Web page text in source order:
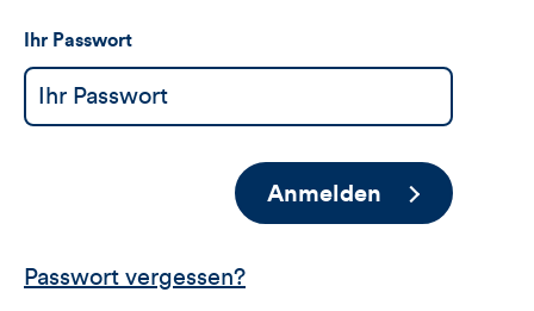
Ihr Passwort
Anmelden
Passwort vergessen?